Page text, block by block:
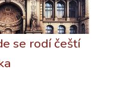
se rodí čeští